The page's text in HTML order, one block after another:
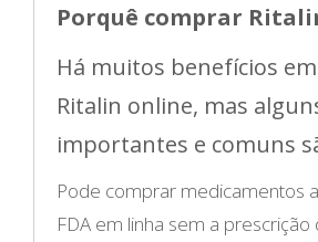
Porquê comprar
Há muitos benefícios
Ritalin online, mas
importantes e comuns
Pode comprar medicamentos
FDA em linha sem a